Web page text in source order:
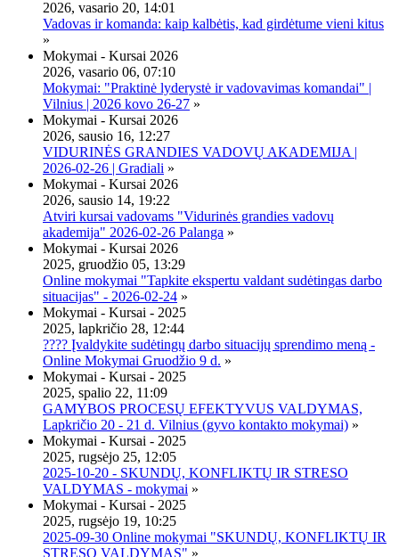
2026, vasario 20, 14:01
Vadovas ir komanda: kaip kalbėtis, kad girdėtume vieni kitus
»
Mokymai - Kursai 2026
2026, vasario 06, 07:10
Mokymai: "Praktinė lyderystė ir vadovavimas komandai" |
Vilnius | 2026 kovo 26-27 »
Mokymai - Kursai 2026
2026, sausio 16, 12:27
VIDURINĖS GRANDIES VADOVŲ AKADEMIJA |
2026-02-26 | Gradiali »
Mokymai - Kursai 2026
2026, sausio 14, 19:22
Atviri kursai vadovams "Vidurinės grandies vadovų
akademija" 2026-02-26 Palanga »
Mokymai - Kursai 2026
2025, gruodžio 05, 13:29
Online mokymai "Tapkite ekspertu valdant sudėtingas darbo
situacijas" - 2026-02-24 »
Mokymai - Kursai - 2025
2025, lapkričio 28, 12:44
???? Įvaldykite sudėtingų darbo situacijų sprendimo meną -
Online Mokymai Gruodžio 9 d. »
Mokymai - Kursai - 2025
2025, spalio 22, 11:09
GAMYBOS PROCESŲ EFEKTYVUS VALDYMAS,
Lapkričio 20 - 21 d. Vilnius (gyvo kontakto mokymai) »
Mokymai - Kursai - 2025
2025, rugsėjo 25, 12:05
2025-10-20 - SKUNDŲ, KONFLIKTŲ IR STRESO
VALDYMAS - mokymai »
Mokymai - Kursai - 2025
2025, rugsėjo 19, 10:25
2025-09-30 Online mokymai "SKUNDŲ, KONFLIKTŲ IR
STRESO VALDYMAS" »